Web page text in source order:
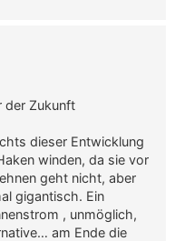
der Zukunft
dieser Entwicklung
winden, da sie vor
geht nicht, aber
gigantisch. Ein
, unmöglich,
am Ende die